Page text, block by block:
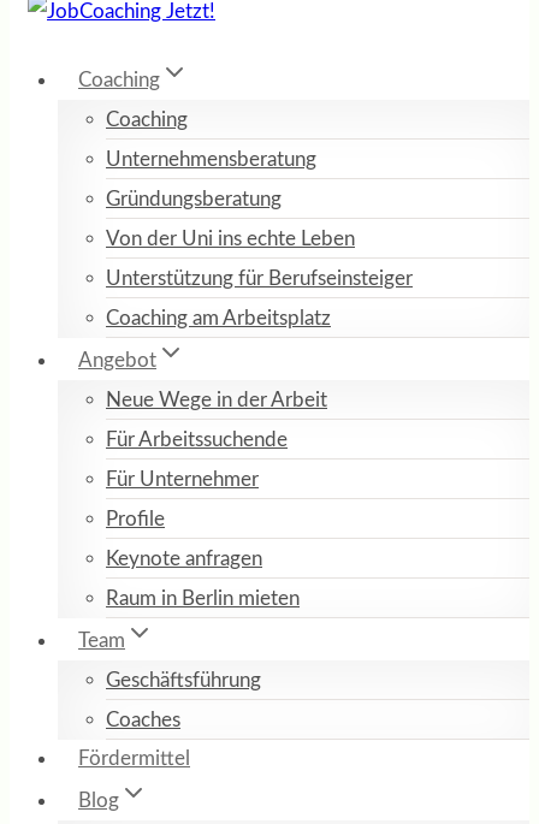
Coaching
Coaching
Unternehmensberatung
Gründungsberatung
Von der Uni ins echte Leben
Unterstützung für Berufseinsteiger
Coaching am Arbeitsplatz
Angebot
Neue Wege in der Arbeit
Für Arbeitssuchende
Für Unternehmer
Profile
Keynote anfragen
Raum in Berlin mieten
Team
Geschäftsführung
Coaches
Fördermittel
Blog